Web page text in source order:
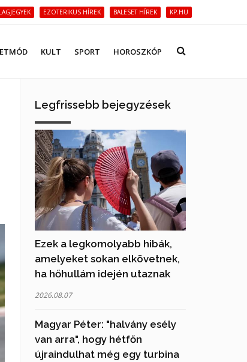
EZOTERIKUS HÍREK BALESET HÍREK KP.HU
KULT SPORT HOROSZKÓP
Legfrissebb bejegyzések
Ezek a legkomolyabb hibák,
amelyeket sokan elkövetnek,
ha hőhullám idején utaznak
2026.08.07
Magyar Péter: "halvány esély
van arra", hogy hétfőn
újraindulhat még egy turbina